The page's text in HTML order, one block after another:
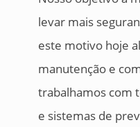
levar mais
este motivo hoje
manutenção e
trabalhamos com
e sistemas de